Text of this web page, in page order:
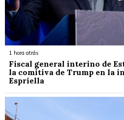
1 hora atrás
Fiscal general interino de
la comitiva de Trump en la
Espriella